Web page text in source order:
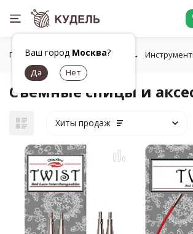
Ваш город Москва?
Главная Все для вязания
Съемные спицы и
Хиты продаж